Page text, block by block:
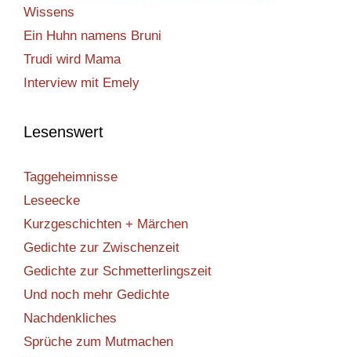
Wissens
Ein Huhn namens Bruni
Trudi wird Mama
Interview mit Emely
Lesenswert
Taggeheimnisse
Leseecke
Kurzgeschichten + Märchen
Gedichte zur Zwischenzeit
Gedichte zur Schmetterlingszeit
Und noch mehr Gedichte
Nachdenkliches
Sprüche zum Mutmachen